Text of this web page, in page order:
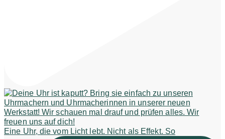
Eine Uhr, die vom Licht lebt. Nicht als Effekt. So